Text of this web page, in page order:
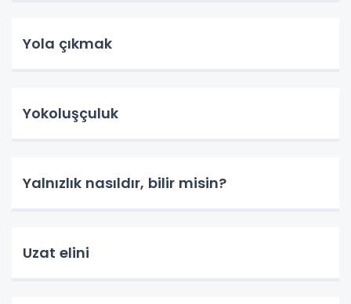
Yola çıkmak
Yokoluşçuluk
Yalnızlık nasıldır, bilir misin?
Uzat elini